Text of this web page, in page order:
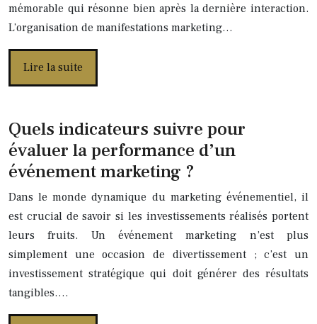
mémorable qui résonne bien après la dernière interaction.
L’organisation de manifestations marketing…
Lire la suite
Quels indicateurs suivre pour
évaluer la performance d’un
événement marketing ?
Dans le monde dynamique du marketing événementiel, il
est crucial de savoir si les investissements réalisés portent
leurs fruits. Un événement marketing n’est plus
simplement une occasion de divertissement ; c’est un
investissement stratégique qui doit générer des résultats
tangibles….